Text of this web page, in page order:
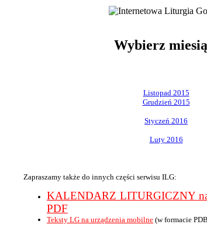
Wybierz
Listopad 2015
Grudzień 2015
Styczeń 2016
Luty 2016
Zapraszamy także do innych części serwisu ILG:
KALENDARZ LITURGICZNY
PDF
Teksty LG na urządzenia mobilne (w formacie